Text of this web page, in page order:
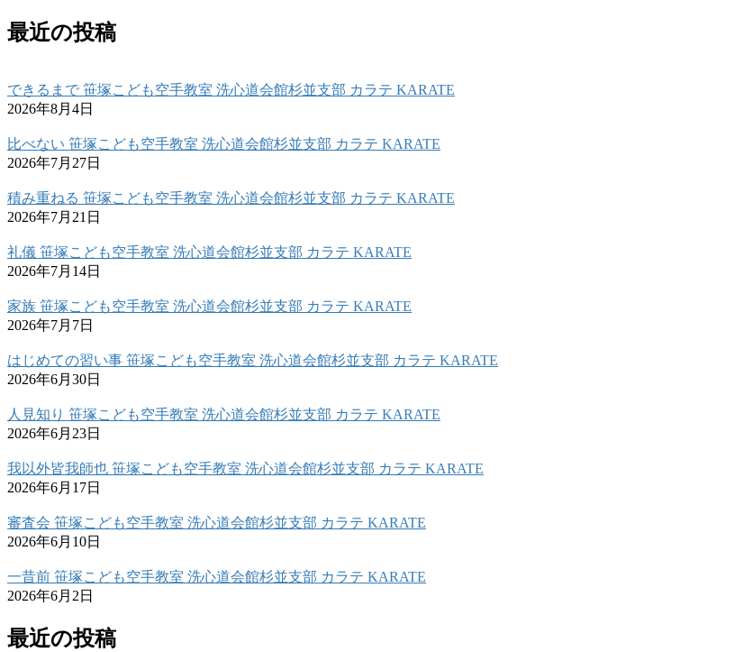
最近の投稿
できるまで 笹塚こども空手教室 洗心道会館杉並支部 カラテ KARATE
2026年8月4日
比べない 笹塚こども空手教室 洗心道会館杉並支部 カラテ KARATE
2026年7月27日
積み重ねる 笹塚こども空手教室 洗心道会館杉並支部 カラテ KARATE
2026年7月21日
礼儀 笹塚こども空手教室 洗心道会館杉並支部 カラテ KARATE
2026年7月14日
家族 笹塚こども空手教室 洗心道会館杉並支部 カラテ KARATE
2026年7月7日
はじめての習い事 笹塚こども空手教室 洗心道会館杉並支部 カラテ KARATE
2026年6月30日
人見知り 笹塚こども空手教室 洗心道会館杉並支部 カラテ KARATE
2026年6月23日
我以外皆我師也 笹塚こども空手教室 洗心道会館杉並支部 カラテ KARATE
2026年6月17日
審査会 笹塚こども空手教室 洗心道会館杉並支部 カラテ KARATE
2026年6月10日
一昔前 笹塚こども空手教室 洗心道会館杉並支部 カラテ KARATE
2026年6月2日
最近の投稿